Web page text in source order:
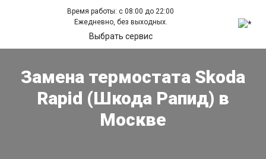
Время работы: с 08:00 до 22:00
Ежедневно, без выходных.
Выбрать сервис
Замена термостата Skoda
Rapid (Шкода Рапид) в
Москве